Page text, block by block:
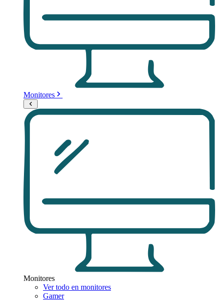
Monitores
Monitores
Ver todo en monitores
Gamer